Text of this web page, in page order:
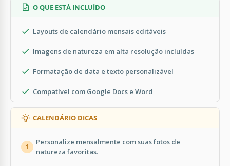
O QUE ESTÁ INCLUÍDO
Layouts de calendário mensais editáveis
Imagens de natureza em alta resolução incluídas
Formatação de data e texto personalizável
Compatível com Google Docs e Word
CALENDÁRIO DICAS
1
Personalize mensalmente com suas fotos de
natureza favoritas.